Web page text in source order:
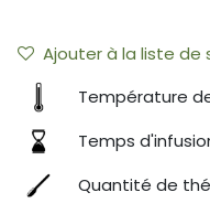
Ajouter à la liste de
Température
Temps
Quantité de